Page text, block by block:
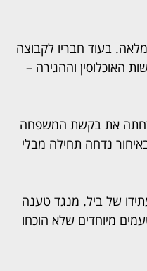
בעוד חבריו לקבוצה
האוכלוסין וההגירה –
בהחלטת מנכ"ל רשות האוכלוסין מדצמבר 2024, שדחתה את בקשת המשפחה
שהוגש באיחור נדחה תחילה מבלי
של ביל. מנגד טענה
מיוחדים שלא הוכחו